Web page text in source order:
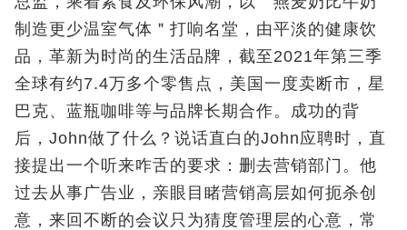
制造更少温室气体＂打响名堂，由平淡的健康饮
品，革新为时尚的生活品牌，截至2021年第三季
全球有约7.4万多个零售点，美国一度卖断市，星
巴克、蓝瓶咖啡等与品牌长期合作。成功的背
后，John做了什么？说话直白的John应聘时，直
接提出一个听来咋舌的要求：删去营销部门。他
过去从事广告业，亲眼目睹营销高层如何扼杀创
意，来回不断的会议只为猜度管理层的心意，常